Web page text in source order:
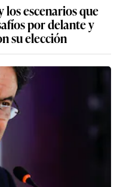
los escenarios que
por delante y
su elección